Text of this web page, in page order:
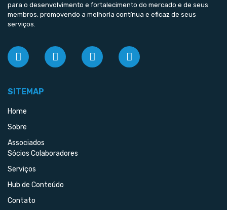
para o desenvolvimento e fortalecimento do mercado e de seus
membros, promovendo a melhoria contínua e eficaz de seus
serviços.
SITEMAP
Home
Sobre
Associados
Sócios Colaboradores
Serviços
Hub de Conteúdo
Contato